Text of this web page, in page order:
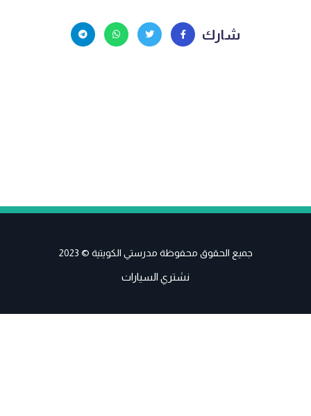
شارك
جميع الحقوق محفوظة مدرستي الكويتية © 2023
نشتري السيارات